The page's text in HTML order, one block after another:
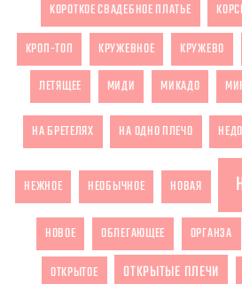
КОРОТКОЕ СВАДЕБНОЕ ПЛАТЬЕ
КРОП-ТОП КРУЖЕВНОЕ КРУЖЕВО
ЛЕТЯЩЕЕ МИДИ МИКАДО
НА БРЕТЕЛЯХ НА ОДНО ПЛЕЧО
НЕЖНОЕ НЕОБЫЧНОЕ НОВАЯ
НОВОЕ ОБЛЕГАЮЩЕЕ ОРГАНЗА
ОТКРЫТОЕ ОТКРЫТЫЕ ПЛЕЧИ